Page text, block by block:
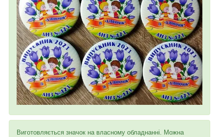
Виготовляється значок на власному обладнанні. Можна